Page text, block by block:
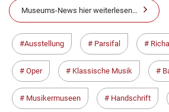
Museums-News hier weiterlesen…
Ausstellung Parsifal
Oper Klassische Musik
Musikermuseen Handschrift